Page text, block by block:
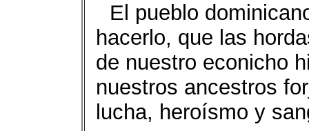
El pueblo
hacerlo, que las
de nuestro econicho
nuestros ancestros
lucha, heroísmo y